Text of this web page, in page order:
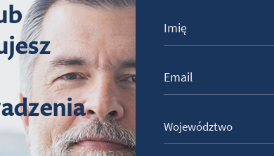
Województwo